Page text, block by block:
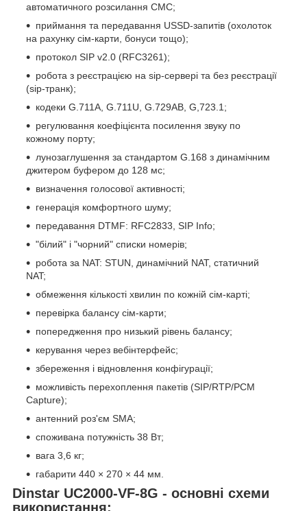
автоматичного розсилання СМС;
приймання та передавання USSD-запитів (охолоток
на рахунку сім-карти, бонуси тощо);
протокол SIP v2.0 (RFC3261);
робота з реєстрацією на sip-сервері та без реєстрації
(sip-транк);
кодеки G.711A, G.711U, G.729AB, G,723.1;
регулювання коефіцієнта посилення звуку по
кожному порту;
лунозаглушення за стандартом G.168 з динамічним
джитером буфером до 128 мс;
визначення голосової активності;
генерація комфортного шуму;
передавання DTMF: RFC2833, SIP Info;
"білий" і "чорний" списки номерів;
робота за NAT: STUN, динамічний NAT, статичний
NAT;
обмеження кількості хвилин по кожній сім-карті;
перевірка балансу сім-карти;
попередження про низький рівень балансу;
керування через вебінтерфейс;
збереження і відновлення конфігурації;
можливість перехоплення пакетів (SIP/RTP/PCM
Capture);
антенний роз'єм SMA;
споживана потужність 38 Вт;
вага 3,6 кг;
габарити 440 × 270 × 44 мм.
Dinstar UC2000-VF-8G - основні схеми
використання: